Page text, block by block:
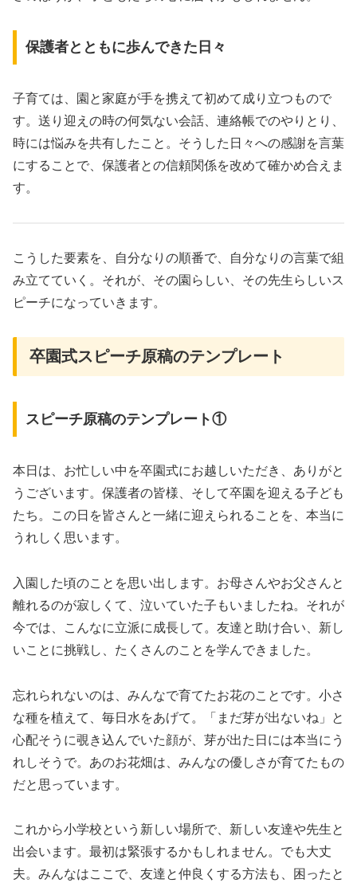
保護者とともに歩んできた日々
子育ては、園と家庭が手を携えて初めて成り立つもので
す。送り迎えの時の何気ない会話、連絡帳でのやりとり、
時には悩みを共有したこと。そうした日々への感謝を言葉
にすることで、保護者との信頼関係を改めて確かめ合えま
す。
こうした要素を、自分なりの順番で、自分なりの言葉で組
み立てていく。それが、その園らしい、その先生らしいス
ピーチになっていきます。
卒園式スピーチ原稿のテンプレート
スピーチ原稿のテンプレート①
本日は、お忙しい中を卒園式にお越しいただき、ありがと
うございます。保護者の皆様、そして卒園を迎える子ども
たち。この日を皆さんと一緒に迎えられることを、本当に
うれしく思います。
入園した頃のことを思い出します。お母さんやお父さんと
離れるのが寂しくて、泣いていた子もいましたね。それが
今では、こんなに立派に成長して。友達と助け合い、新し
いことに挑戦し、たくさんのことを学んできました。
忘れられないのは、みんなで育てたお花のことです。小さ
な種を植えて、毎日水をあげて。「まだ芽が出ないね」と
心配そうに覗き込んでいた顔が、芽が出た日には本当にう
れしそうで。あのお花畑は、みんなの優しさが育てたもの
だと思っています。
これから小学校という新しい場所で、新しい友達や先生と
出会います。最初は緊張するかもしれません。でも大丈
夫。みんなはここで、友達と仲良くする方法も、困ったと